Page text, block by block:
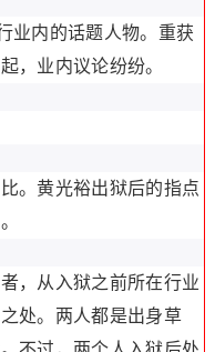
业内的话题人物。重获
，业内议论纷纷。
。黄光裕出狱后的指点
，从入狱之前所在行业
处。两人都是出身草